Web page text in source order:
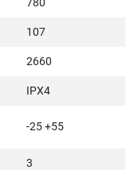
107
2660
IPX4
-25 +55
3